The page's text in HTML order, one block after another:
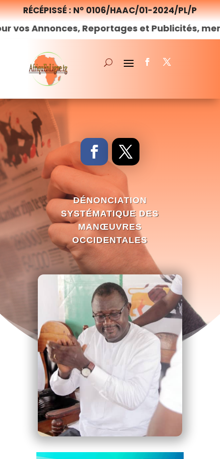
RÉCÉPISSÉ : N° 0106/HAAC/01-2024/PL/P
Reportages et Publicités, merci de
DÉNONCIATION
SYSTÉMATIQUE DES
MANŒUVRES
OCCIDENTALES